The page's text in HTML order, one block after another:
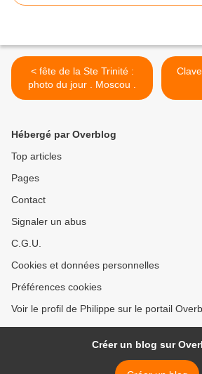
< fête de la Ste Trinité :
photo du jour . Moscou .
Hébergé par Overblog
Top articles
Pages
Contact
Signaler un abus
C.G.U.
Cookies et données personnelles
Préférences cookies
Voir le profil de Philippe sur le portail
Créer un blog sur